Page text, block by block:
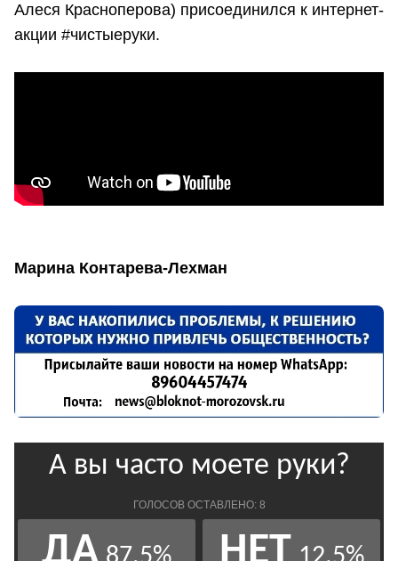
Алеся Красноперова) присоединился к интернет-
акции #чистыеруки.
Марина Контарева-Лехман